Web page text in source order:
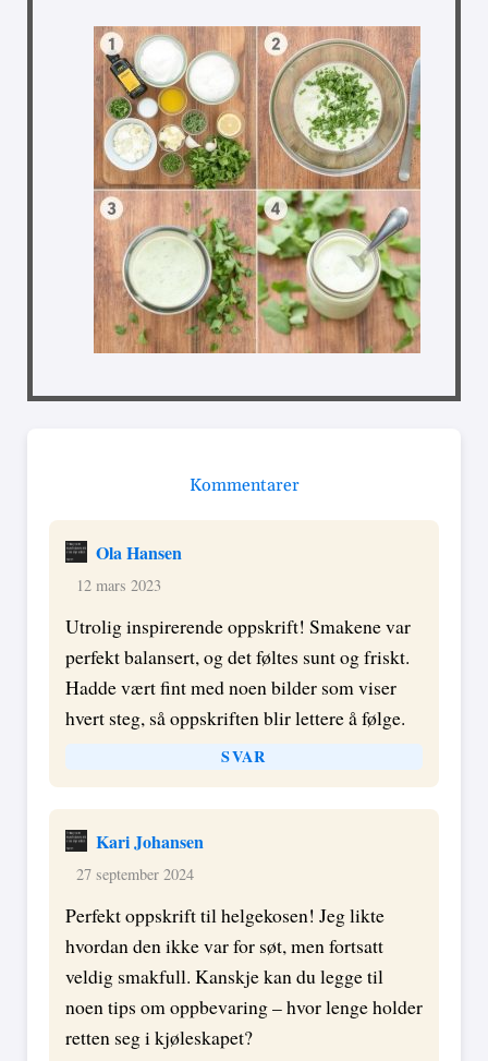
Kommentarer
Ola Hansen
12 mars 2023
Utrolig inspirerende oppskrift! Smakene var
perfekt balansert, og det føltes sunt og friskt.
Hadde vært fint med noen bilder som viser
hvert steg, så oppskriften blir lettere å følge.
SVAR
Kari Johansen
27 september 2024
Perfekt oppskrift til helgekosen! Jeg likte
hvordan den ikke var for søt, men fortsatt
veldig smakfull. Kanskje kan du legge til
noen tips om oppbevaring – hvor lenge holder
retten seg i kjøleskapet?